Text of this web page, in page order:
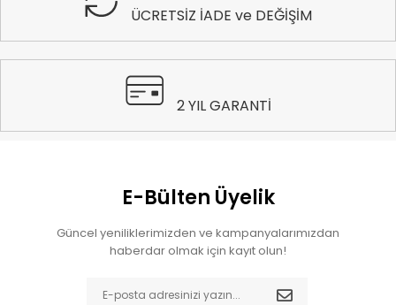
ÜCRETSİZ İADE ve DEĞİŞİM
2 YIL GARANTİ
E-Bülten Üyelik
Güncel yeniliklerimizden ve kampanyalarımızdan
haberdar olmak için kayıt olun!